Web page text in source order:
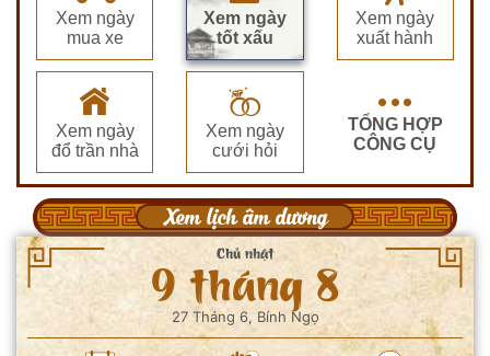
Xem ngày
mua xe
Xem ngày
tốt xấu
Xem ngày
xuất hành
Xem ngày
đổ trần nhà
Xem ngày
cưới hỏi
TỔNG HỢP
CÔNG CỤ
Xem lịch âm dương
Chủ nhật
9 tháng 8
27 Tháng 6, Bính Ngọ